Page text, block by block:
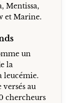
Mentissa,
et Marine.
un
la
leucémie.
au
chercheurs